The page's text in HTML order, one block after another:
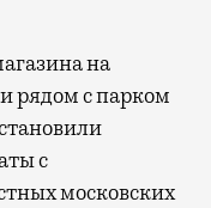
на
рядом с парком
с
московских